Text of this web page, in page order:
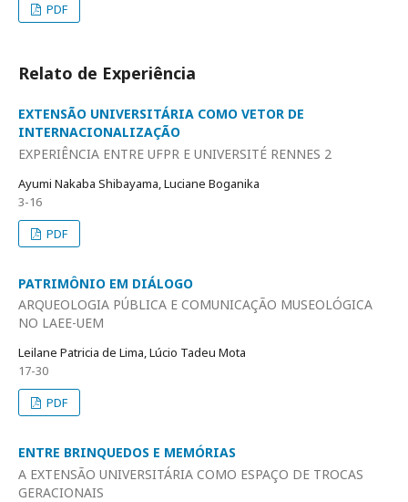
PDF
Relato de Experiência
EXTENSÃO UNIVERSITÁRIA COMO VETOR DE
INTERNACIONALIZAÇÃO
EXPERIÊNCIA ENTRE UFPR E UNIVERSITÉ RENNES 2
Ayumi Nakaba Shibayama, Luciane Boganika
3-16
PDF
PATRIMÔNIO EM DIÁLOGO
ARQUEOLOGIA PÚBLICA E COMUNICAÇÃO MUSEOLÓGICA
NO LAEE-UEM
Leilane Patricia de Lima, Lúcio Tadeu Mota
17-30
PDF
ENTRE BRINQUEDOS E MEMÓRIAS
A EXTENSÃO UNIVERSITÁRIA COMO ESPAÇO DE TROCAS
GERACIONAIS